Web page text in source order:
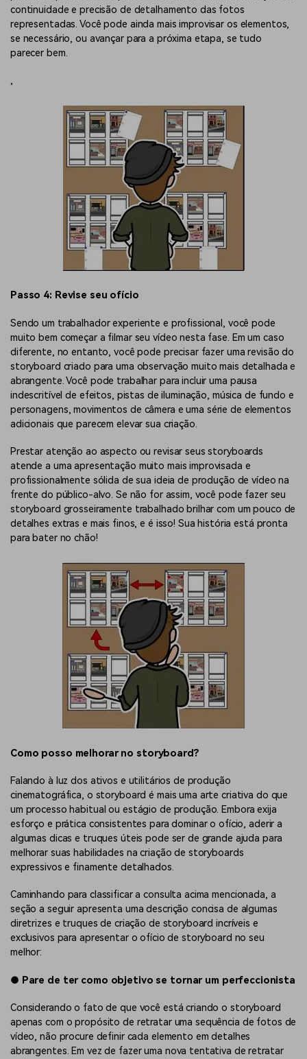
continuidade e precisão de detalhamento das fotos
representadas. Você pode ainda mais improvisar os elementos,
se necessário, ou avançar para a próxima etapa, se tudo
parecer bem.
,
Passo 4: Revise seu ofício
Sendo um trabalhador experiente e profissional, você pode
muito bem começar a filmar seu vídeo nesta fase. Em um caso
diferente, no entanto, você pode precisar fazer uma revisão do
storyboard criado para uma observação muito mais detalhada e
abrangente. Você pode trabalhar para incluir uma pausa
indescritível de efeitos, pistas de iluminação, música de fundo e
personagens, movimentos de câmera e uma série de elementos
adicionais que parecem elevar sua criação.
Prestar atenção ao aspecto ou revisar seus storyboards
atende a uma apresentação muito mais improvisada e
profissionalmente sólida de sua ideia de produção de vídeo na
frente do público-alvo. Se não for assim, você pode fazer seu
storyboard grosseiramente trabalhado brilhar com um pouco de
detalhes extras e mais finos, e é isso! Sua história está pronta
para bater no chão!
Como posso melhorar no storyboard?
Falando à luz dos ativos e utilitários de produção
cinematográfica, o storyboard é mais uma arte criativa do que
um processo habitual ou estágio de produção. Embora exija
esforço e prática consistentes para dominar o ofício, aderir a
algumas dicas e truques úteis pode ser de grande ajuda para
melhorar suas habilidades na criação de storyboards
expressivos e finamente detalhados.
Caminhando para classificar a consulta acima mencionada, a
seção a seguir apresenta uma descrição concisa de algumas
diretrizes e truques de criação de storyboard incríveis e
exclusivos para apresentar o ofício de storyboard no seu
melhor:
● Pare de ter como objetivo se tornar um perfeccionista
Considerando o fato de que você está criando o storyboard
apenas com o propósito de retratar uma sequência de fotos de
vídeo, não procure definir cada elemento em detalhes
abrangentes. Em vez de fazer uma nova tentativa de retratar